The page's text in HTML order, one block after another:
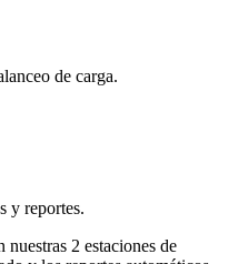
de carga.
y reportes.
nuestras 2 estaciones de